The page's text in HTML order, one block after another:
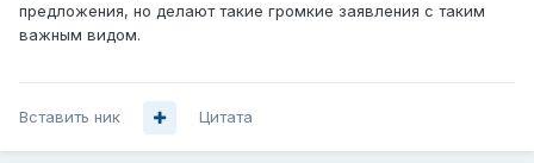
предложения, но делают такие громкие заявления с таким
важным видом.
Вставить ник Цитата